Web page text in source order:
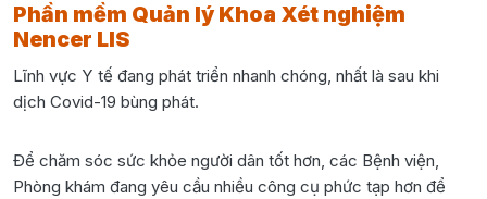
Phần mềm Quản lý Khoa Xét nghiệm
Nencer LIS
Lĩnh vực Y tế đang phát triển nhanh chóng, nhất là sau khi
dịch Covid-19 bùng phát.
Để chăm sóc sức khỏe người dân tốt hơn, các Bệnh viện,
Phòng khám đang yêu cầu nhiều công cụ phức tạp hơn để